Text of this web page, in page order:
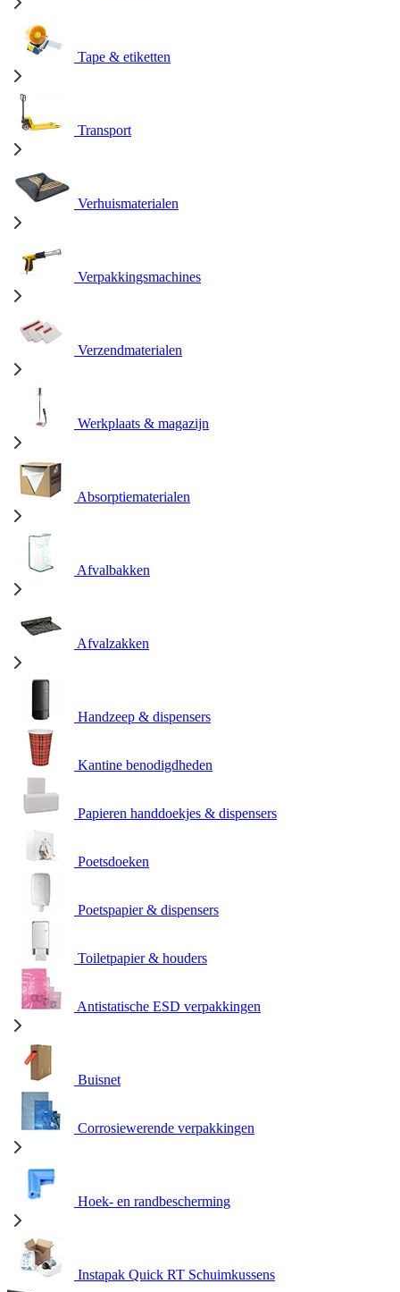
Tape & etiketten
Transport
Verhuismaterialen
Verpakkingsmachines
Verzendmaterialen
Werkplaats & magazijn
Absorptiematerialen
Afvalbakken
Afvalzakken
Handzeep & dispensers
Kantine benodigdheden
Papieren handdoekjes & dispensers
Poetsdoeken
Poetspapier & dispensers
Toiletpapier & houders
Antistatische ESD verpakkingen
Buisnet
Corrosiewerende verpakkingen
Hoek- en randbescherming
Instapak Quick RT Schuimkussens